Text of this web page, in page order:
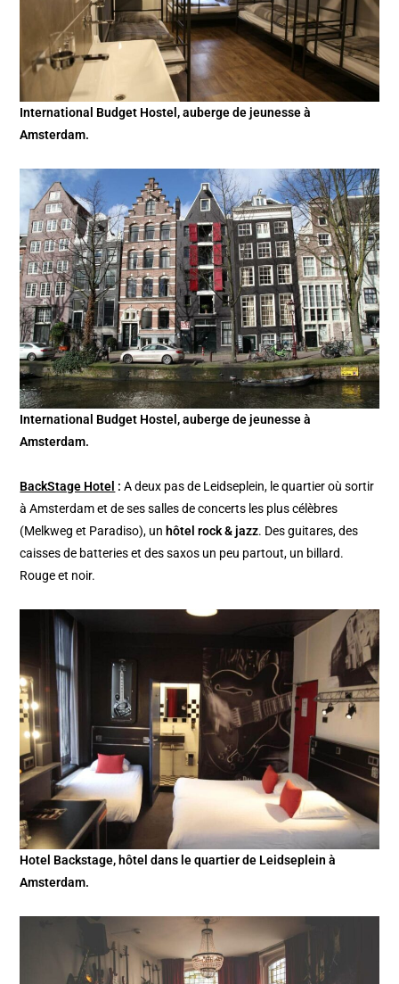
International Budget Hostel, auberge de jeunesse à
Amsterdam.
International Budget Hostel, auberge de jeunesse à
Amsterdam.
BackStage Hotel : A deux pas de Leidseplein, le quartier où sortir
à Amsterdam et de ses salles de concerts les plus célèbres
(Melkweg et Paradiso), un hôtel rock & jazz. Des guitares, des
caisses de batteries et des saxos un peu partout, un billard.
Rouge et noir.
Hotel Backstage, hôtel dans le quartier de Leidseplein à
Amsterdam.